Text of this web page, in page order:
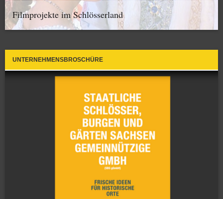
Filmprojekte im Schlösserland
UNTERNEHMENSBROSCHÜRE